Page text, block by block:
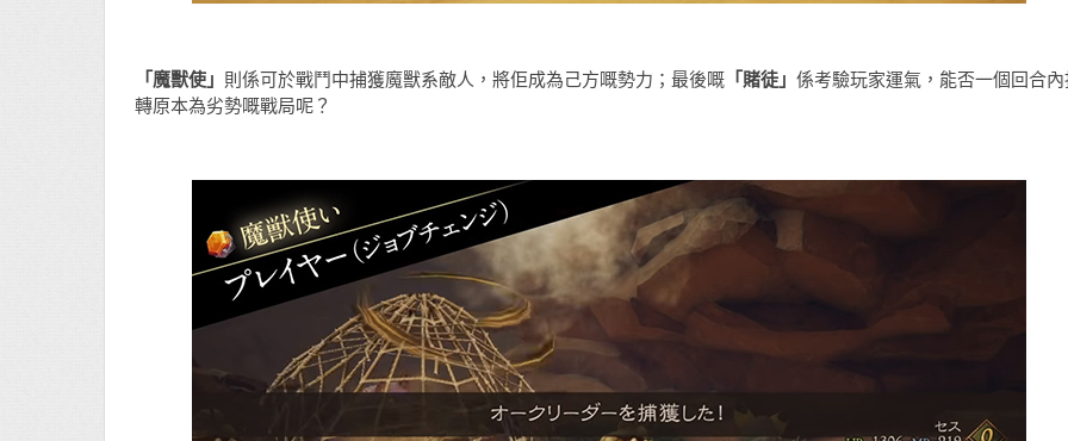
「魔獸使」 則係可於戰鬥中捕獲魔獸系敵人，將佢成為己方嘅勢力；最後嘅 「賭徒」 係考驗玩家運氣，能否一個回合
轉原本為劣勢嘅戰局呢？